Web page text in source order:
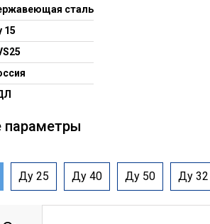
сталь
15
параметры
Ду 25 Ду 40 Ду 50 Ду 32